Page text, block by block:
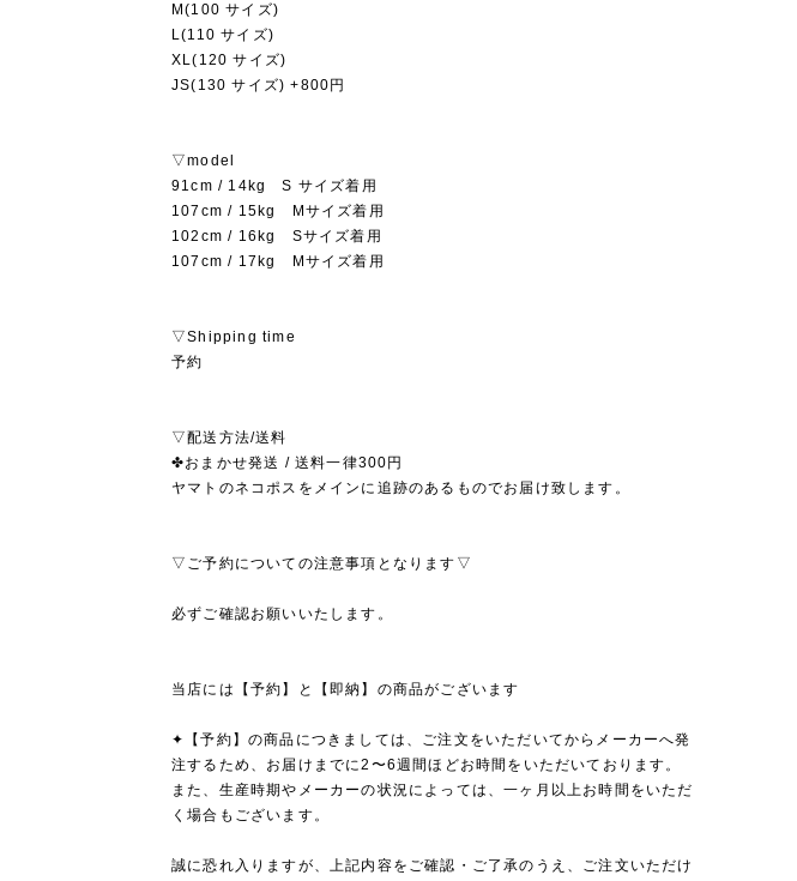
M(100 サイズ)
L(110 サイズ)
XL(120 サイズ)
JS(130 サイズ) +800円
▽model
91cm / 14kg S サイズ着用
107cm / 15kg Mサイズ着用
102cm / 16kg Sサイズ着用
107cm / 17kg Mサイズ着用
▽Shipping time
予約
▽配送方法/送料
✤おまかせ発送 / 送料一律300円
ヤマトのネコポスをメインに追跡のあるものでお届け致します。
▽ご予約についての注意事項となります▽
必ずご確認お願いいたします。
当店には【予約】と【即納】の商品がございます
✦【予約】の商品につきましては、ご注文をいただいてからメーカーへ発
注するため、お届けまでに2〜6週間ほどお時間をいただいております。
また、生産時期やメーカーの状況によっては、一ヶ月以上お時間をいただ
く場合もございます。
誠に恐れ入りますが、上記内容をご確認・ご了承のうえ、ご注文いただけ